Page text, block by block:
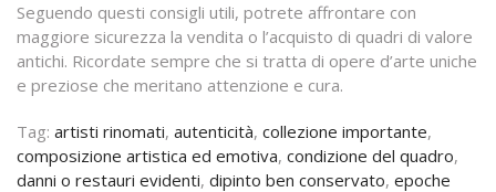
Seguendo questi consigli utili, potrete affrontare con
maggiore sicurezza la vendita o l’acquisto di quadri di valore
antichi. Ricordate sempre che si tratta di opere d’arte uniche
e preziose che meritano attenzione e cura.
Tag: artisti rinomati, autenticità, collezione importante,
composizione artistica ed emotiva, condizione del quadro,
danni o restauri evidenti, dipinto ben conservato, epoche